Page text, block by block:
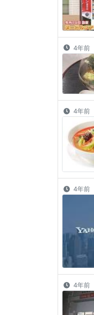
4年前
4年前
4年前
4年前